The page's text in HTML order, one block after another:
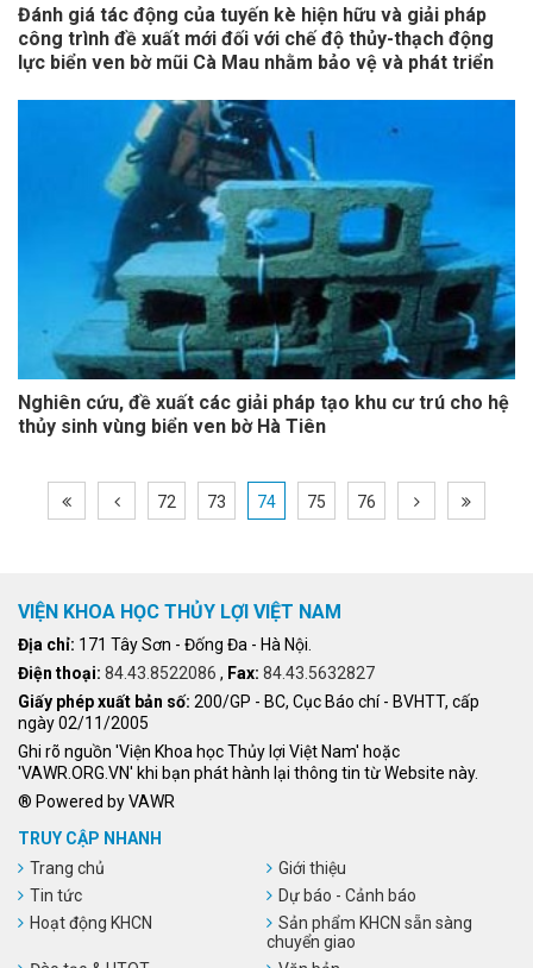
Đánh giá tác động của tuyến kè hiện hữu và giải pháp
công trình đề xuất mới đối với chế độ thủy-thạch động
lực biển ven bờ mũi Cà Mau nhằm bảo vệ và phát triển
Nghiên cứu, đề xuất các giải pháp tạo khu cư trú cho hệ
thủy sinh vùng biển ven bờ Hà Tiên
72 73 74 75 76
VIỆN KHOA HỌC THỦY LỢI VIỆT NAM
Địa chỉ: 171 Tây Sơn - Đống Đa - Hà Nội.
Điện thoại: 84.43.8522086 , Fax: 84.43.5632827
Giấy phép xuất bản số: 200/GP - BC, Cục Báo chí - BVHTT, cấp
ngày 02/11/2005
Ghi rõ nguồn 'Viện Khoa học Thủy lợi Việt Nam' hoặc
'VAWR.ORG.VN' khi bạn phát hành lại thông tin từ Website này.
® Powered by VAWR
TRUY CẬP NHANH
Trang chủ
Giới thiệu
Tin tức
Dự báo - Cảnh báo
Hoạt động KHCN
Sản phẩm KHCN sẵn sàng
chuyển giao